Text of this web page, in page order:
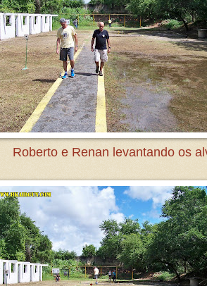
Roberto e Renan levantando os